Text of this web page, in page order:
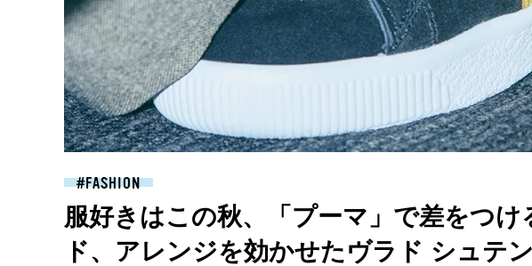
FASHION
服好きはこの秋、「プーマ」で差をつけ
ド、アレンジを効かせたヴラド シュテ